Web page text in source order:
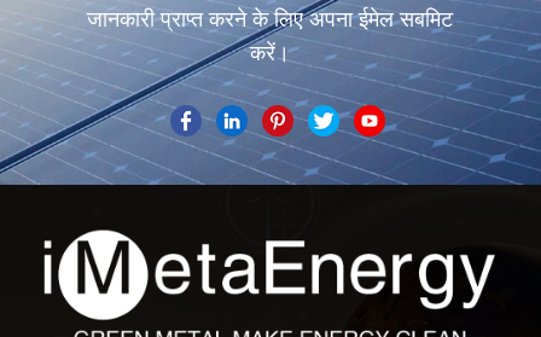
जानकारी प्राप्त करने के लिए अपना ईमेल सबमिट
करें।